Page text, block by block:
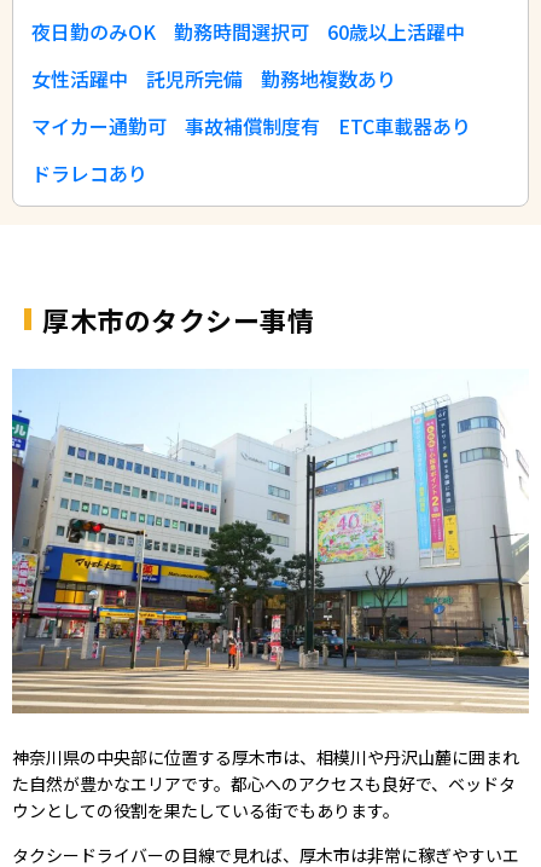
夜日勤のみOK
勤務時間選択可
60歳以上活躍中
女性活躍中
託児所完備
勤務地複数あり
マイカー通勤可
事故補償制度有
ETC車載器あり
ドラレコあり
厚木市のタクシー事情
神奈川県の中央部に位置する厚木市は、相模川や丹沢山麓に囲まれ
た自然が豊かなエリアです。都心へのアクセスも良好で、ベッドタ
ウンとしての役割を果たしている街でもあります。
タクシードライバーの目線で見れば、厚木市は非常に稼ぎやすいエ